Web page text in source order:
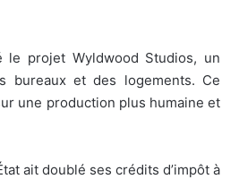
le projet Wyldwood Studios, un
bureaux et des logements. Ce
une production plus humaine et
ait doublé ses crédits d’impôt à